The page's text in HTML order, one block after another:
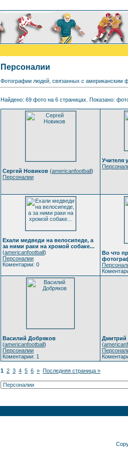
Персоналии
Фотографии людей, связанных с американским
Найдено: 69 фото на 6 страницах. Показано:
Сергей Новиков (americanfootball)
Персоналии
Учителя
Ехали медведи на велосипеде, а
за ними раки на хромой собаке...
(americanfootball)
Персоналии
Коментарии: 0
Во что
Василий Добряков
(americanfootball)
Персоналии
Коментарии: 1
Дмитрий
(
1 2 3 4 5 6 » Последняя страница »